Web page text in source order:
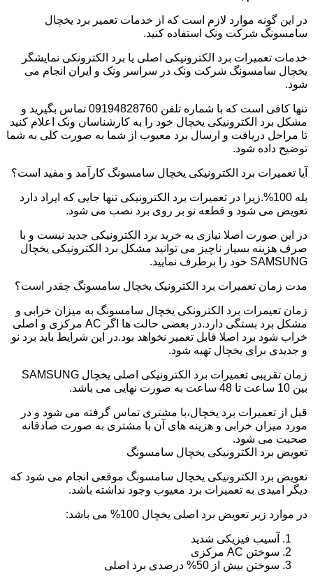
در این گونه موارد لازم است که از خدمات تعمیر برد یخچال
سامسونگ شرکت ونک استفاده کنید.
خدمات تعمیرات برد الکترونیکی اصلی یا برد الکترونکی نمایشگر
یخچال سامسونگ شرکت ونک در سراسر ونک و ایران انجام می
شود.
تنها کافی است که با شماره تلفن 09194828760 تماس بگیرید و
مشکل برد الکترونیکی یخچال خود را به کارشناسان ونک اعلام کنید
تا مراحل دریافت و ارسال برد معیوب از شما به صورت کلی به شما
توضیح داده شود.
آیا تعمیرات برد الکترونیکی یخچال سامسونگ کارآمد و مفید است؟
بله 100%.زیرا در تعمیرات برد الکترونیکی تنها جایی که ایراد دارد
تعویض می شود و قطعه نو بر روی برد نصب می شود.
در این صورت اصلا نیازی به خرید برد الکترونیکی جدید نیست و با
صرف هزینه بسیار ناچیز می توانید مشکل برد الکترونیکی یخچال
SAMSUNG خود را برطرف نمایید.
مدت زمان تعمیرات برد الکترونیک یخچال سامسونگ چقدر است؟
زمان تعیمرات برد الکترونکی یخچال سامسونگ به میزان خرابی و
مشکل برد بستگی دارد.در بعضی حالت ها اگر AC مرکزی و اصلی
خراب شود برد اصلا قابل تعمیر نخواهد بود.در این شرایط باید برد نو
و جدیدی برای یخچال تهیه شود.
زمان تقریبی تعمیرات برد الکترونیکی اصلی یخچال SAMSUNG
بین 10 ساعت تا 48 ساعت به صورت نهایی می باشد.
قبل از تعمیرات برد یخچال،با مشتری تماس گرفته می شود و در
مورد میزان خرابی و هزینه های آن با مشتری به صورت صادقانه
صحبت می شود.
تعویض برد الکترونیکی یخچال سامسونگ
تعویض برد الکترونیکی یخچال سامسونگ موقعی انجام می شود که
دیگر امیدی به تعمیرات برد معیوب وجود نداشته باشد.
در موارد زیر تعویض برد اصلی یخچال 100% می باشد:
آسیب فیزیکی شدید
سوختن AC مرکزی
سوختن بیش از 50% درصدی برد اصلی